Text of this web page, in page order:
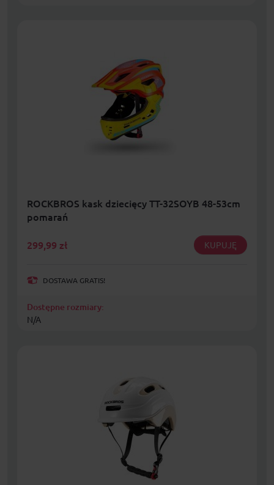
ROCKBROS kask dziecięcy TT-32SOYB 48-53cm
pomarań
299,99 zł KUPUJĘ
DOSTAWA GRATIS!
Dostępne rozmiary:
N/A